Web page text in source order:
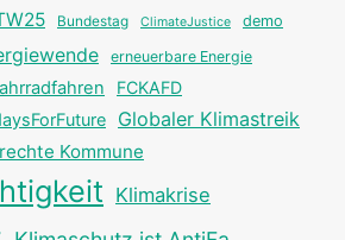
Bundestag ClimateJustice demo
erneuerbare Energie
FCKAFD
Globaler Klimastreik
Kommune
Klimakrise